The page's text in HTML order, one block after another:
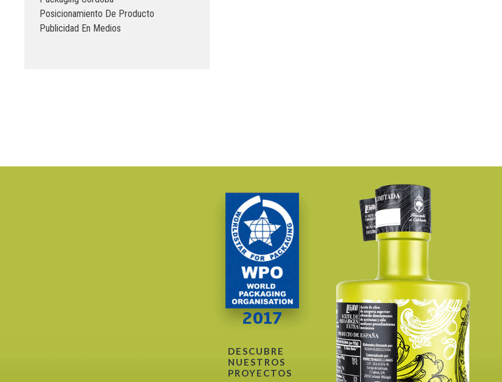
Posicionamiento De Producto
Publicidad En Medios
DESCUBRE
NUESTROS
PROYECTOS